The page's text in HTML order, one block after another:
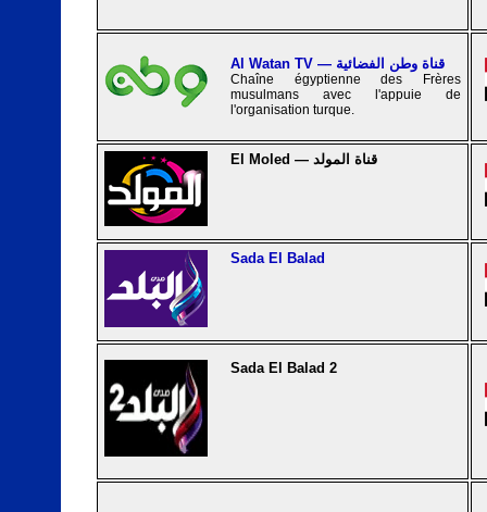
Al Watan TV — قناة وطن الفضائية
Chaîne égyptienne des Frères
musulmans avec l'appuie de
l'organisation turque.
El Moled — قناة المولد
Sada El Balad
Sada El Balad 2